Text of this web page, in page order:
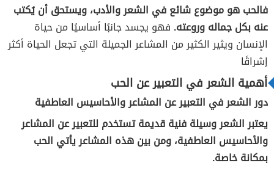
فالحب هو موضوع شائع في الشعر والأدب، ويستحق أن يُكتب
عنه بكل جماله وروعته. فهو يجسد جانبًا أساسيًا من حياة
الإنسان ويثير الكثير من المشاعر الجميلة التي تجعل الحياة أكثر
إشراقًا
أهمية الشعر في التعبير عن الحب
دور الشعر في التعبير عن المشاعر والأحاسيس العاطفية
يعتبر الشعر وسيلة فنية قديمة تستخدم للتعبير عن المشاعر
والأحاسيس العاطفية، ومن بين هذه المشاعر يأتي الحب
بمكانة خاصة.